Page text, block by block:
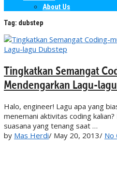
About Us
Tag: dubstep
Tingkatkan Semangat
Mendengarkan Lagu-
Halo, engineer! Lagu apa yang
menemani aktivitas coding
suasana yang tenang saat …
by Mas Herdi/ May 20, 2013/ No